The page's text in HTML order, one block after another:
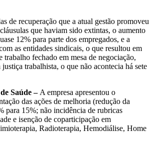
de recuperação que a atual gestão promoveu
que haviam sido extintas, o aumento
12% para parte dos empregados, e a
as entidades sindicais, o que resultou em
fechado em mesa de negociação,
trabalhista, o que não acontecia há sete
Saúde – A empresa apresentou o
das ações de melhoria (redução da
para 15%; não incidência de rubricas
e isenção de coparticipação em
Radioterapia, Hemodiálise, Home